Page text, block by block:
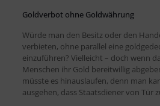
Goldverbot ohne Goldwährung
Würde man den Besitz oder den
verbieten, ohne parallel eine
einzuführen? Vielleicht – doch wenn
Menschen ihr Gold bereitwillig
müsste es hinauslaufen, denn man
ausgehen, dass Staatsdiener von Tür